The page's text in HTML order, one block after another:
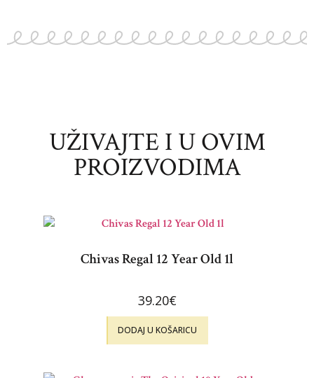
UŽIVAJTE I U OVIM
PROIZVODIMA
Chivas Regal 12 Year Old 1l
39.20€
DODAJ U KOŠARICU